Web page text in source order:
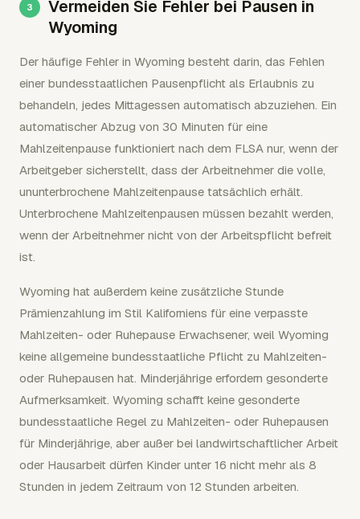
Vermeiden Sie Fehler bei Pausen in
Wyoming
Der häufige Fehler in Wyoming besteht darin, das Fehlen
einer bundesstaatlichen Pausenpflicht als Erlaubnis zu
behandeln, jedes Mittagessen automatisch abzuziehen. Ein
automatischer Abzug von 30 Minuten für eine
Mahlzeitenpause funktioniert nach dem FLSA nur, wenn der
Arbeitgeber sicherstellt, dass der Arbeitnehmer die volle,
ununterbrochene Mahlzeitenpause tatsächlich erhält.
Unterbrochene Mahlzeitenpausen müssen bezahlt werden,
wenn der Arbeitnehmer nicht von der Arbeitspflicht befreit
ist.
Wyoming hat außerdem keine zusätzliche Stunde
Prämienzahlung im Stil Kaliforniens für eine verpasste
Mahlzeiten- oder Ruhepause Erwachsener, weil Wyoming
keine allgemeine bundesstaatliche Pflicht zu Mahlzeiten-
oder Ruhepausen hat. Minderjährige erfordern gesonderte
Aufmerksamkeit. Wyoming schafft keine gesonderte
bundesstaatliche Regel zu Mahlzeiten- oder Ruhepausen
für Minderjährige, aber außer bei landwirtschaftlicher Arbeit
oder Hausarbeit dürfen Kinder unter 16 nicht mehr als 8
Stunden in jedem Zeitraum von 12 Stunden arbeiten.